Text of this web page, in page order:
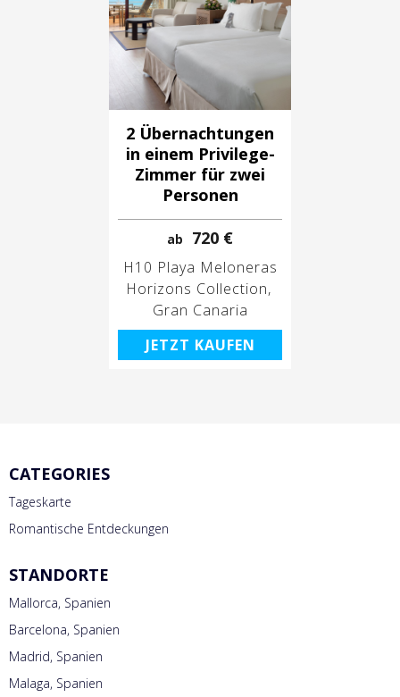
2 Übernachtungen
in einem Privilege-
Zimmer für zwei
Personen
ab 720 €
H10 Playa Meloneras
Horizons Collection
Gran Canaria
JETZT KAUFEN
CATEGORIES
Tageskarte
Romantische Entdeckungen
STANDORTE
Mallorca, Spanien
Barcelona, Spanien
Madrid, Spanien
Malaga, Spanien